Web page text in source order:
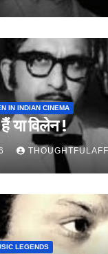
IN INDIAN CINEMA
या विलेन !
LEGENDS